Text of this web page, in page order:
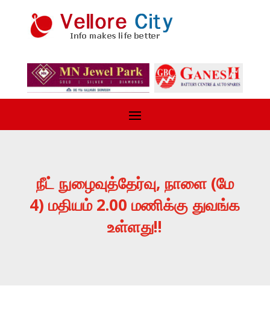
நீட் நுழைவுத்தேர்வு, நாளை (மே
4) மதியம் 2.00 மணிக்கு துவங்க
உள்ளது!!